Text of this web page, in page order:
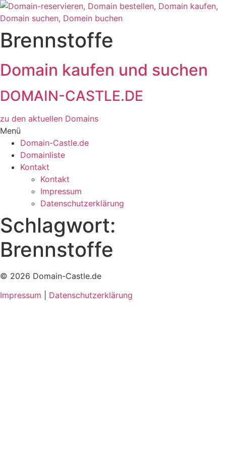
Zum
Inhalt
Brennstoffe
Domain kaufen und suchen
DOMAIN-CASTLE.DE
zu den aktuellen Domains​
Menü
Domain-Castle.de
Domainliste
Kontakt
Kontakt
Impressum
Datenschutzerklärung
Schlagwort:
Brennstoffe
© 2026 Domain-Castle.de
Impressum
Datenschutzerklärung